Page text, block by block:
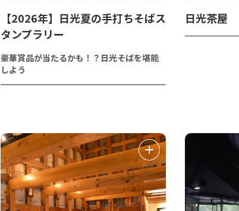
【2026年】日光夏の手打ちそばス
タンプラリー
豪華賞品が当たるかも！？日光そばを堪能
しよう
日光茶屋